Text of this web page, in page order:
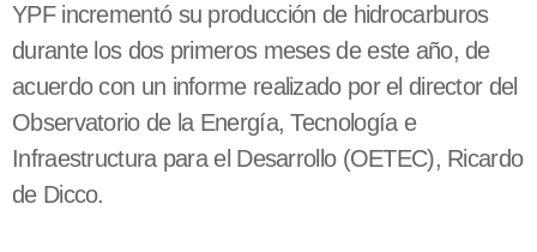
YPF incrementó su producción de hidrocarburos
durante los dos primeros meses de este año, de
acuerdo con un informe realizado por el director del
Observatorio de la Energía, Tecnología e
Infraestructura para el Desarrollo (OETEC), Ricardo
de Dicco.